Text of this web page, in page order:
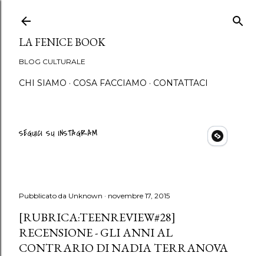
Passa ai contenuti principali
LA FENICE BOOK
BLOG CULTURALE
CHI SIAMO COSA FACCIAMO CONTATTACI
SEGUICI SU INSTAGRAM
Pubblicato da Unknown novembre 17, 2015
[RUBRICA:TEENREVIEW#28]
RECENSIONE - GLI ANNI AL
CONTRARIO DI NADIA TERRANOVA